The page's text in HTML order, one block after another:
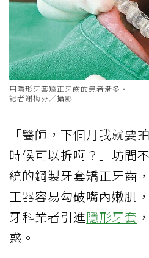
用隱形牙套矯正牙齒的患者漸多。
記者謝梅芬／攝影
「醫師，下個月我就要
時候可以拆啊？」坊間
統的鋼製牙套矯正牙齒
正器容易勾破嘴內嫩肌
牙科業者引進隱形牙套
惑。